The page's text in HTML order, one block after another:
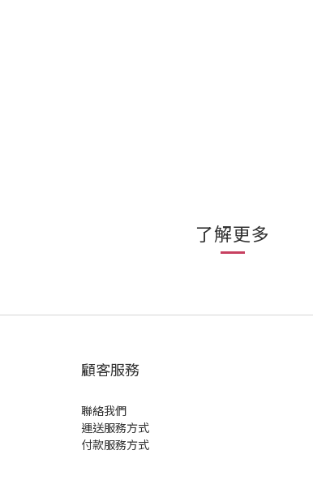
了解更多
顧客服務
聯絡我們
運送服務方式
付款服務方式